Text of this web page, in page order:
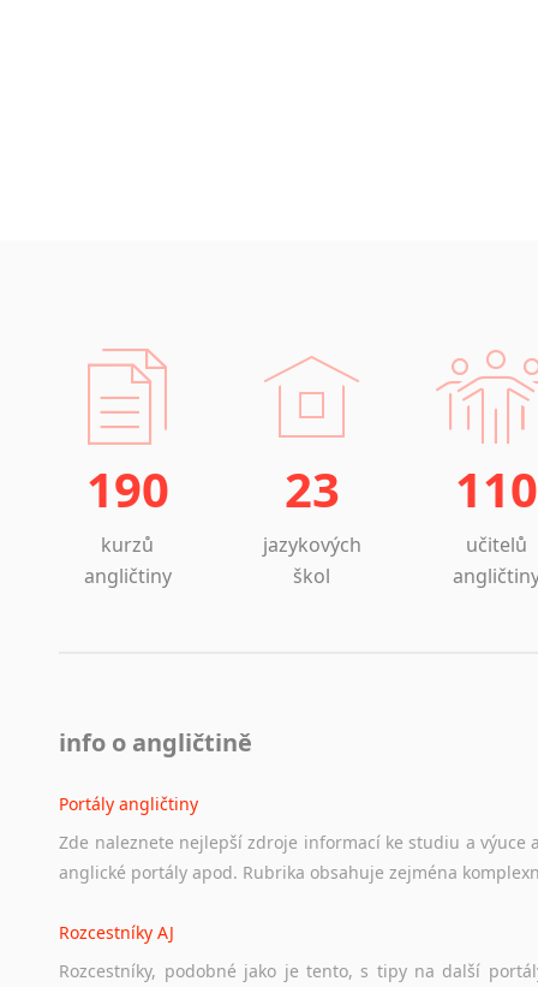
190
kurzů
angličtiny
23
jazykových
škol
110
učitelů
info o angličtině
Portály angličtiny
Zde naleznete nejlepší zdroje informací ke studiu a výuce
anglické portály apod. Rubrika obsahuje zejména
Rozcestníky AJ
Rozcestníky, podobné jako je tento, s tipy na další